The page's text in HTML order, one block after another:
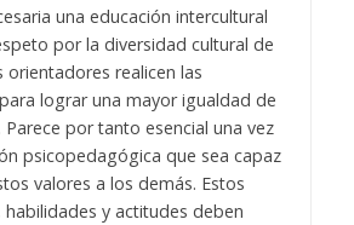
una educación intercultural
por la diversidad cultural de
orientadores realicen las
lograr una mayor igualdad de
por tanto esencial una vez
psicopedagógica que sea capaz
valores a los demás. Estos
y actitudes deben